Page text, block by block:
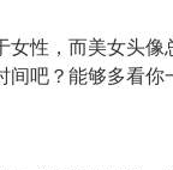
女性，而美女头像
间吧？能够多看你